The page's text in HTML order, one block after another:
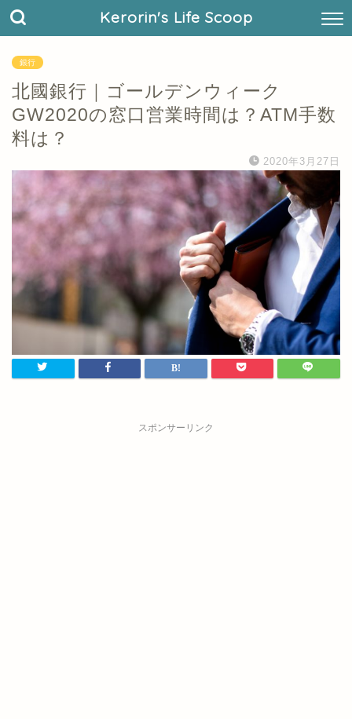
Kerorin's Life Scoop
銀行
北國銀行｜ゴールデンウィーク
GW2020の窓口営業時間は？ATM手数
料は？
2020年3月27日
スポンサーリンク